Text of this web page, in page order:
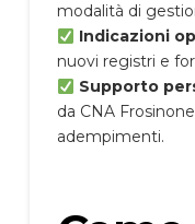
modalità di
Indicazioni
nuovi registri e
Supporto
da CNA
adempimenti.